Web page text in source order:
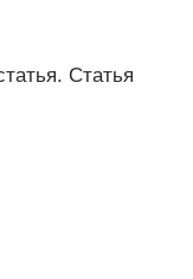
Статья